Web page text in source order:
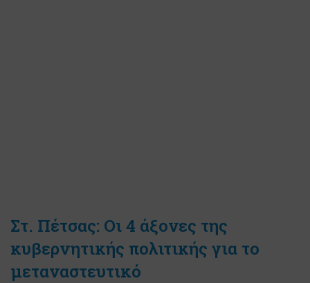
Στ. Πέτσας: Οι 4 άξονες της
κυβερνητικής πολιτικής για το
μεταναστευτικό